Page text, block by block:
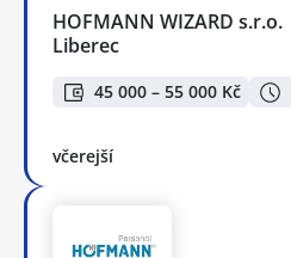
HOFMANN WIZARD s.r.o.
Liberec
45 000 – 55 000 Kč
včerejší